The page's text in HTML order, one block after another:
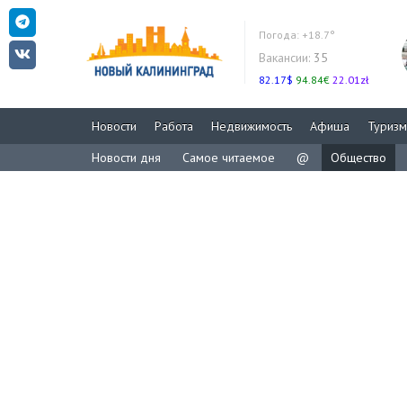
Погода: +18.7°
Вакансии: 35
82.17$ 94.84€ 22.01zł
Новости Работа Недвижимость Афиша Туризм
Новости дня
Самое читаемое @ Общество